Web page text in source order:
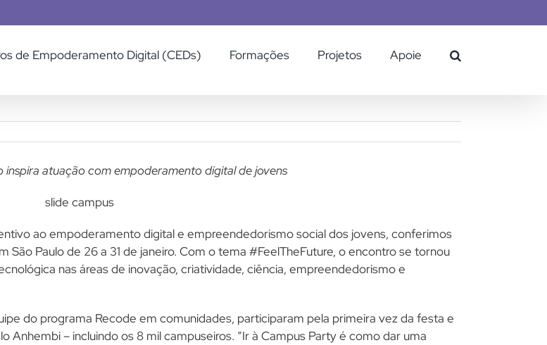
de Empoderamento Digital (CEDs) Formações Projetos Apoie
inspira atuação com empoderamento digital de jovens
ao empoderamento digital e empreendedorismo social dos jovens, conferimos
Paulo de 26 a 31 de janeiro. Com o tema #FeelTheFuture, o encontro se tornou
nas áreas de inovação, criatividade, ciência, empreendedorismo e
do programa Recode em comunidades, participaram pela primeira vez da festa e
– incluindo os 8 mil campuseiros. “Ir à Campus Party é como dar uma